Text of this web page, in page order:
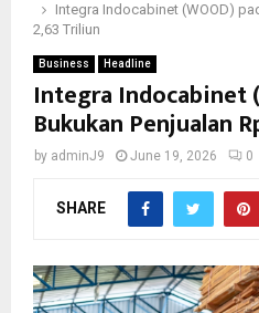
Integra Indocabinet (WOOD)
2,63 Triliun
Business Headline
Integra Indocabinet
Bukukan Penjualan
by adminJ9 June 19, 2026 0
SHARE